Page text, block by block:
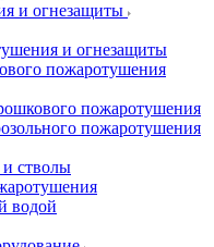
и огнезащиты
и огнезащиты
пожаротушения
пожаротушения
пожаротушения
стволы
водой